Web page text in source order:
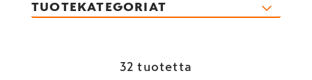
TUOTEKATEGORIAT
32 tuotetta